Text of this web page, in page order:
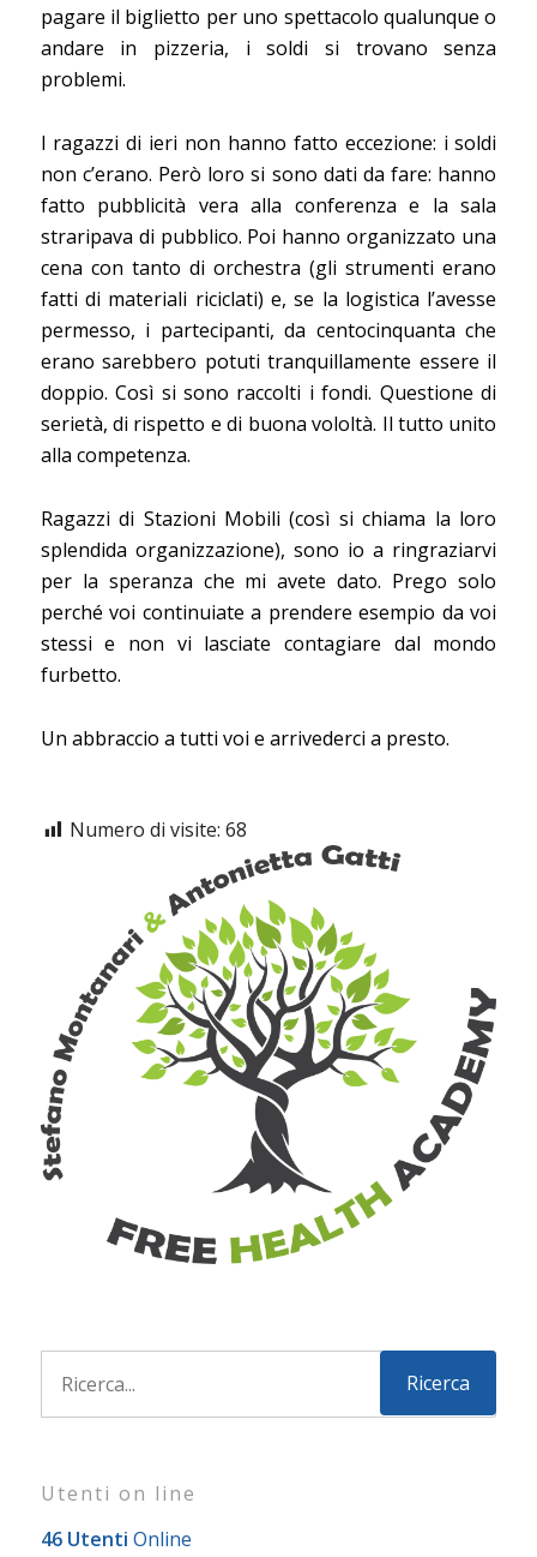
pagare il biglietto per uno spettacolo qualunque o
andare in pizzeria, i soldi si trovano senza
problemi.
I ragazzi di ieri non hanno fatto eccezione: i soldi
non c’erano. Però loro si sono dati da fare: hanno
fatto pubblicità vera alla conferenza e la sala
straripava di pubblico. Poi hanno organizzato una
cena con tanto di orchestra (gli strumenti erano
fatti di materiali riciclati) e, se la logistica l’avesse
permesso, i partecipanti, da centocinquanta che
erano sarebbero potuti tranquillamente essere il
doppio. Così si sono raccolti i fondi. Questione di
serietà, di rispetto e di buona vololtà. Il tutto unito
alla competenza.
Ragazzi di Stazioni Mobili (così si chiama la loro
splendida organizzazione), sono io a ringraziarvi
per la speranza che mi avete dato. Prego solo
perché voi continuiate a prendere esempio da voi
stessi e non vi lasciate contagiare dal mondo
furbetto.
Un abbraccio a tutti voi e arrivederci a presto.
Numero di visite: 68
Utenti on line
46 Utenti Online